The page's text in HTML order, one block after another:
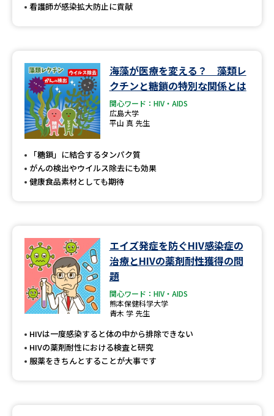
大学で学べる内容や特徴を調べる
データサイエンス特集 奨学金・特待生制度特集
デジタルパンフレット
新学年スタート号特集ページ
（高3生用）
SELFBRAND特集ページ
オープンキャンパス検索 実施プログラムから探す
来場型・Web型イベント特集
受験準備 資料検索
看護師が感染拡大防止に貢献
海藻が医療を変える？ 藻類レ
クチンと糖鎖の特別な関係とは
関心ワード：HIV・AIDS
広島大学
平山 真 先生
「糖鎖」に結合するタンパク質
がんの検出やウイルス除去にも効果
健康食品素材としても期待
エイズ発症を防ぐHIV感染症の
治療とHIVの薬剤耐性獲得の問
題
関心ワード：HIV・AIDS
熊本保健科学大学
青木 学 先生
HIVは一度感染すると体の中から排除できない
HIVの薬剤耐性における検査と研究
服薬をきちんとすることが大事です